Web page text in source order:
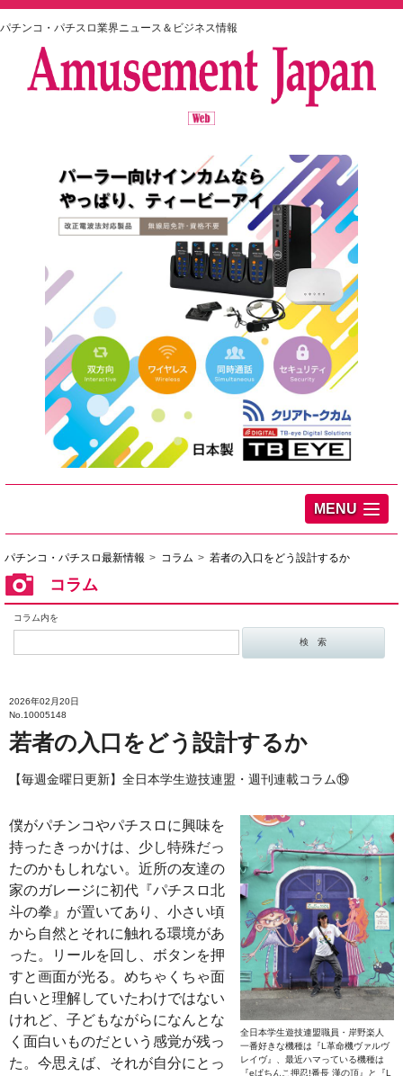
パチンコ・パチスロ業界ニュース＆ビジネス情報
MENU
パチンコ・パチスロ最新情報 コラム 若者の入口をどう設計するか
コラム
コラム内を
2026年02月20日
No.10005148
若者の入口をどう設計するか
【毎週金曜日更新】全日本学生遊技連盟・週刊連載コラム⑲
全日本学生遊技連盟職員・岸野楽人
一番好きな機種は『L革命機ヴァルヴ
レイヴ』、最近ハマっている機種は
『eぱちんこ押忍!番長 漢の頂』と『L
僕がパチンコやパチスロに興味を
持ったきっかけは、少し特殊だっ
たのかもしれない。近所の友達の
家のガレージに初代『パチスロ北
斗の拳』が置いてあり、小さい頃
から自然とそれに触れる環境があ
った。リールを回し、ボタンを押
すと画面が光る。めちゃくちゃ面
白いと理解していたわけではない
けれど、子どもながらになんとな
く面白いものだという感覚が残っ
た。今思えば、それが自分にとっ